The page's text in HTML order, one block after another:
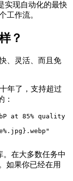
实现自动化的最快
工作流。
？
、灵活、而且免
年了，支持超过
：
at 85% quality
。在大多数任务中
如果你已经在用